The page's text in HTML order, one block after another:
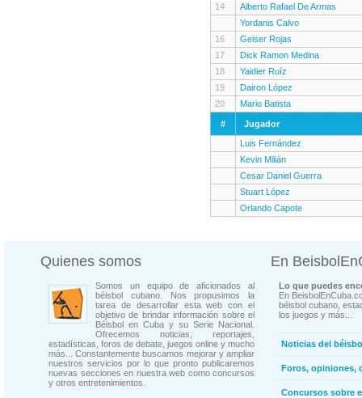
14
Alberto Rafael De Armas
Yordanis Calvo
16
Geiser Rojas
17
Dick Ramon Medina
18
Yaidier Ruíz
19
Dairon López
20
Mario Batista
#
Jugador
Luis Fernández
Kevin Milián
Cesar Daniel Guerra
Stuart López
Orlando Capote
Quienes somos
Somos un equipo de aficionados al
béisbol cubano. Nos propusimos la
tarea de desarrollar esta web con el
objetivo de brindar información sobre el
Béisbol en Cuba y su Serie Nacional.
Ofrecemos noticias, reportajes,
estadísticas, foros de debate, juegos online y mucho
más... Constantemente buscamos mejorar y ampliar
nuestros servicios por lo que pronto publicaremos
nuevas secciones en nuestra web como concursos
y otros entretenimientos.
En
Lo que puedes
En
béisbol cubano,
los juegos y más...
Noticias del
Foros, opiniones,
Concursos sobre